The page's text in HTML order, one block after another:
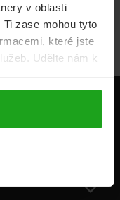
v oblasti
zase mohou tyto
které jste
Udělte nám k
Energie